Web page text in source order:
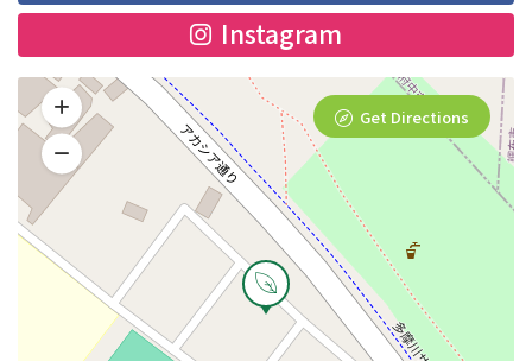
Instagram
Get Directions